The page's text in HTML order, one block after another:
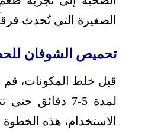
الصغيرة التي تُحدث
تحميص الشوفان
لمدة 5-7
الاستخدام، هذه